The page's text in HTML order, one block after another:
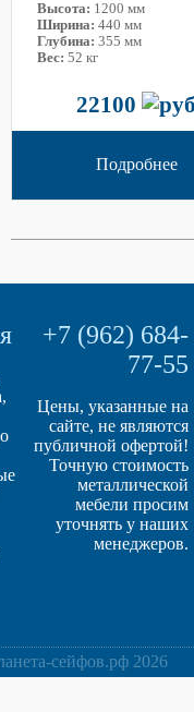
Высота: 1200 мм
Ширина: 440 мм
Глубина: 355 мм
Вес: 52 кг
22100
Подробнее
+7 (962) 684-
77-55
Цены, указанные на
сайте, не являются
публичной офертой!
Точную стоимость
металлической
мебели просим
уточнять у наших
менеджеров.
сейфов.рф 2026